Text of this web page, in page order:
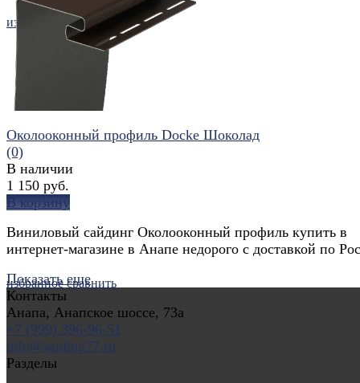
избранное сравнить
избранное сравнить
Околооконный профиль Docke Шоколад
(0)
В наличии
1 150 руб.
В корзину
Виниловый сайдинг Околооконный профиль купить в
интернет-магазине в Анапе недорого с доставкой по
Показать еще
Контакты
Анапа, Анапское шоссе, 73а
+7 (999) 396-96-51
info@saiding77.ru
Разделы